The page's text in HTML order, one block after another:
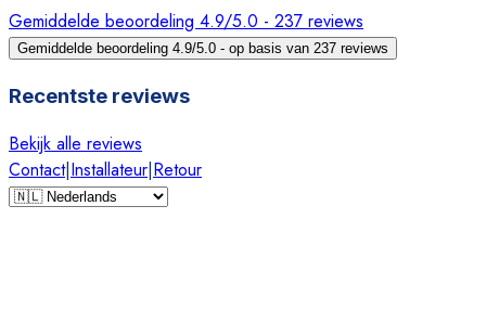
Gemiddelde beoordeling 4.9/5.0 - 237 reviews
Gemiddelde beoordeling 4.9/5.0 - op basis van 237 reviews
Recentste reviews
Bekijk alle reviews
Contact|Installateur|Retour